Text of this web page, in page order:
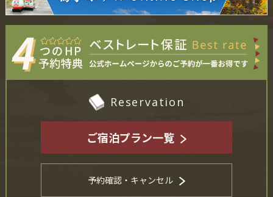
Reservation
ご宿泊プラン一覧
予約確認・キャンセル